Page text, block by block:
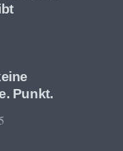
Punkt.